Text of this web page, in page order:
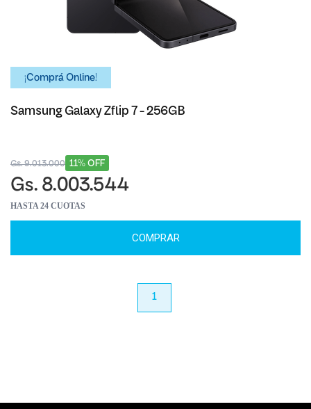
¡Comprá Online!
Samsung Galaxy Zflip 7 - 256GB
11% OFF
Gs. 9.013.000
Gs. 8.003.544
HASTA 24 CUOTAS
COMPRAR
1